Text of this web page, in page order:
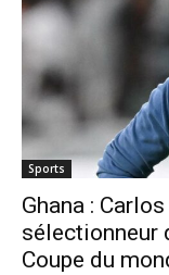
Sports
Ghana :
sélectionneur
Coupe du